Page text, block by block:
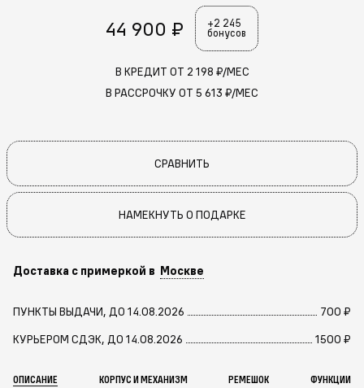
44 900 ₽
+2 245
бонусов
В КРЕДИТ ОТ 2 198 ₽/МЕС
В РАССРОЧКУ ОТ 5 613 ₽/МЕС
СРАВНИТЬ
НАМЕКНУТЬ О ПОДАРКЕ
Доставка с примеркой в Москве
ПУНКТЫ ВЫДАЧИ, ДО 14.08.2026
700 ₽
КУРЬЕРОМ СДЭК, ДО 14.08.2026
1500 ₽
ОПИСАНИЕ КОРПУС И МЕХАНИЗМ РЕМЕШОК ФУНКЦИИ